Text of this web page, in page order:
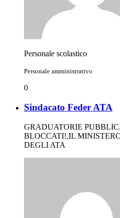
Personale scolastico
Personale amministrativo
0
Sindacato Feder ATA
GRADUATORIE
BLOCCATI!,IL
DEGLI ATA